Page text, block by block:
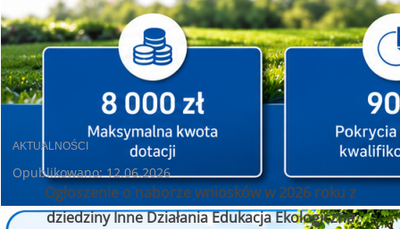
AKTUALNOŚCI
Opublikowano: 12.06.2026
Ogłoszenie o naborze wniosków w 2026 roku z
dziedziny Inne Działania Edukacja Ekologiczna